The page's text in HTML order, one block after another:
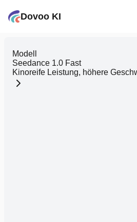
Dovoo KI
Modell
Seedance 1.0 Fast
Kinoreife Leistung, höhere